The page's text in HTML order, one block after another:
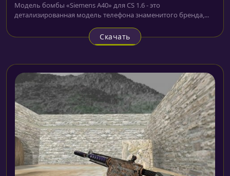
Модель бомбы «Siemens A40» для CS 1.6 - это
детализированная модель телефона знаменитого бренда,...
Скачать